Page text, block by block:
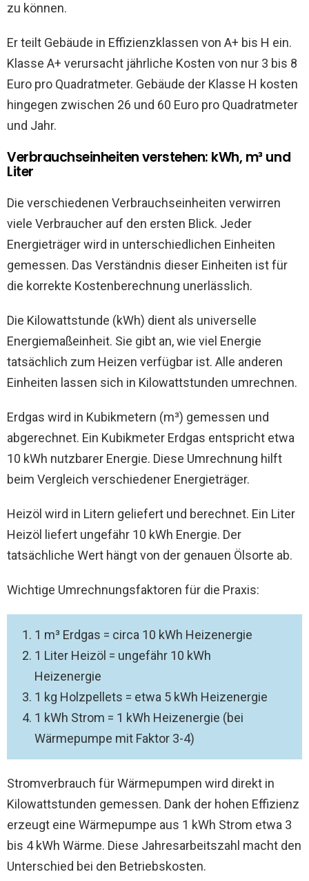
zu können.
Er teilt Gebäude in Effizienzklassen von A+ bis H ein.
Klasse A+ verursacht jährliche Kosten von nur 3 bis 8
Euro pro Quadratmeter. Gebäude der Klasse H kosten
hingegen zwischen 26 und 60 Euro pro Quadratmeter
und Jahr.
Verbrauchseinheiten verstehen: kWh, m³ und
Liter
Die verschiedenen Verbrauchseinheiten verwirren
viele Verbraucher auf den ersten Blick. Jeder
Energieträger wird in unterschiedlichen Einheiten
gemessen. Das Verständnis dieser Einheiten ist für
die korrekte Kostenberechnung unerlässlich.
Die Kilowattstunde (kWh) dient als universelle
Energiemaßeinheit. Sie gibt an, wie viel Energie
tatsächlich zum Heizen verfügbar ist. Alle anderen
Einheiten lassen sich in Kilowattstunden umrechnen.
Erdgas wird in Kubikmetern (m³) gemessen und
abgerechnet. Ein Kubikmeter Erdgas entspricht etwa
10 kWh nutzbarer Energie. Diese Umrechnung hilft
beim Vergleich verschiedener Energieträger.
Heizöl wird in Litern geliefert und berechnet. Ein Liter
Heizöl liefert ungefähr 10 kWh Energie. Der
tatsächliche Wert hängt von der genauen Ölsorte ab.
Wichtige Umrechnungsfaktoren für die Praxis:
1 m³ Erdgas = circa 10 kWh Heizenergie
1 Liter Heizöl = ungefähr 10 kWh
Heizenergie
1 kg Holzpellets = etwa 5 kWh Heizenergie
1 kWh Strom = 1 kWh Heizenergie (bei
Wärmepumpe mit Faktor 3-4)
Stromverbrauch für Wärmepumpen wird direkt in
Kilowattstunden gemessen. Dank der hohen Effizienz
erzeugt eine Wärmepumpe aus 1 kWh Strom etwa 3
bis 4 kWh Wärme. Diese Jahresarbeitszahl macht den
Unterschied bei den Betriebskosten.